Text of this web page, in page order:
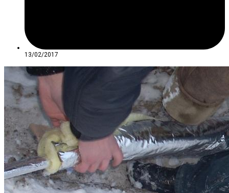
13/02/2017